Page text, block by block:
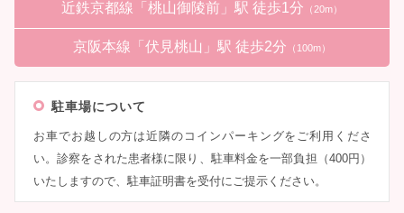
近鉄京都線「桃山御陵前」駅 徒歩1分 （20m）
京阪本線「伏見桃山」駅 徒歩2分 （100m）
駐車場について
お車でお越しの方は近隣のコインパーキングをご利用くださ
い。診察をされた患者様に限り、駐車料金を一部負担（400円）
いたしますので、駐車証明書を受付にご提示ください。